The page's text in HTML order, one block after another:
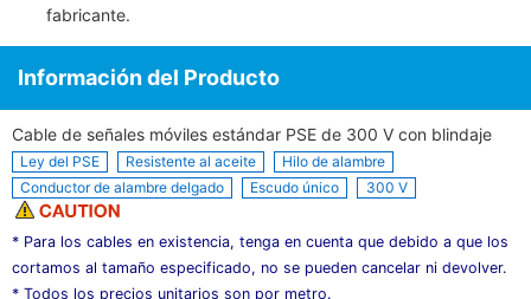
fabricante.
Información del Producto
Cable de señales móviles estándar PSE de 300 V con blindaje
Ley del PSE Resistente al aceite
Hilo de alambre
Conductor de alambre delgado
Escudo único 300 V
* Para los cables en existencia, tenga en cuenta que debido a que los
cortamos al tamaño especificado, no se pueden cancelar ni devolver.
* Todos los precios unitarios son por metro.